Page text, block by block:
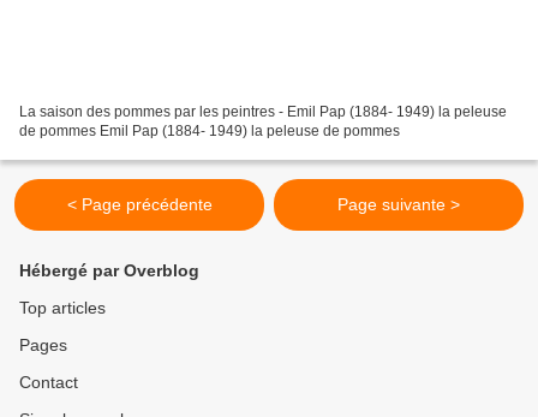
La saison des pommes par les peintres - Emil Pap (1884- 1949) la peleuse
de pommes Emil Pap (1884- 1949) la peleuse de pommes
< Page précédente Page suivante >
Hébergé par Overblog
Top articles
Pages
Contact